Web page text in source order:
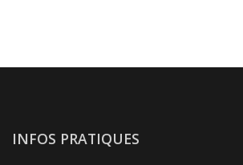
INFOS PRATIQUES